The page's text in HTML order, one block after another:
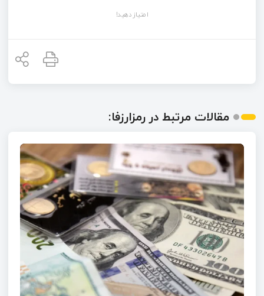
امتیاز دهید!
مقالات مرتبط در رمزارزفا: